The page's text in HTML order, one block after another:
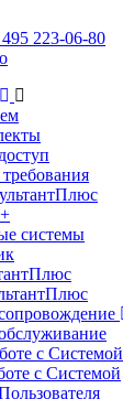
223-06-80
системы
с Системой
с Системой